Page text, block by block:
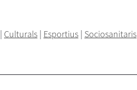
| Culturals | Esportius | Sociosanitaris